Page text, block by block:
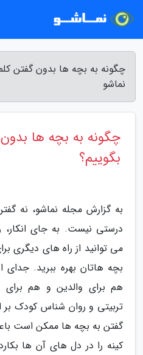
چگونه به بچه ها بدون گفتن
نماشو
چگونه به بچه ها
بگوییم؟
به گزارش مجله نماشو، نه
درستی نیست. به جای انکار،
می توانید از راه های دیگری
بچه هاتان بهره ببرید.
هم برای والدین و هم برای
تربیتی و روان شناس کودک بر
گفتن به بچه ها ممکن است
کینه را در دل های آن ها